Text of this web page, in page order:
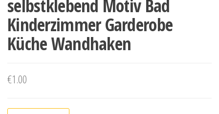
selbstklebend Motiv Bad
Kinderzimmer Garderobe
Küche Wandhaken
€1.00